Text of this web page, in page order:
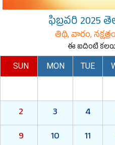
ఫిబ్రవరి 2025
తిథి, వారం,
ఈ ఐదింటి
SUN MON TUE
2
3 4
9
10 11